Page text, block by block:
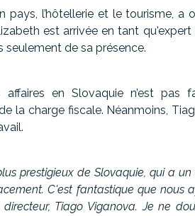
pays, l’hôtellerie et le tourisme,
est arrivée en tant
de sa présence.
en Slovaquie n’est pas
la charge fiscale. Néanmoins,
prestigieux de Slovaquie, qui a
C'est fantastique que nous
Tiago Viganova. Je ne